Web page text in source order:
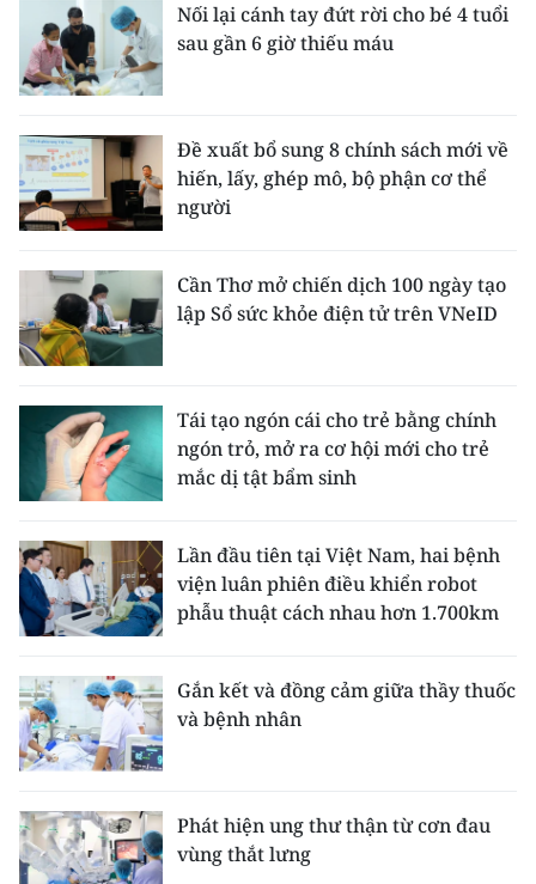
Nối lại cánh tay đứt rời cho bé 4 tuổi
sau gần 6 giờ thiếu máu
Đề xuất bổ sung 8 chính sách mới về
hiến, lấy, ghép mô, bộ phận cơ thể
người
Cần Thơ mở chiến dịch 100 ngày tạo
lập Sổ sức khỏe điện tử trên VNeID
Tái tạo ngón cái cho trẻ bằng chính
ngón trỏ, mở ra cơ hội mới cho trẻ
mắc dị tật bẩm sinh
Lần đầu tiên tại Việt Nam, hai bệnh
viện luân phiên điều khiển robot
phẫu thuật cách nhau hơn 1.700km
Gắn kết và đồng cảm giữa thầy thuốc
và bệnh nhân
Phát hiện ung thư thận từ cơn đau
vùng thắt lưng